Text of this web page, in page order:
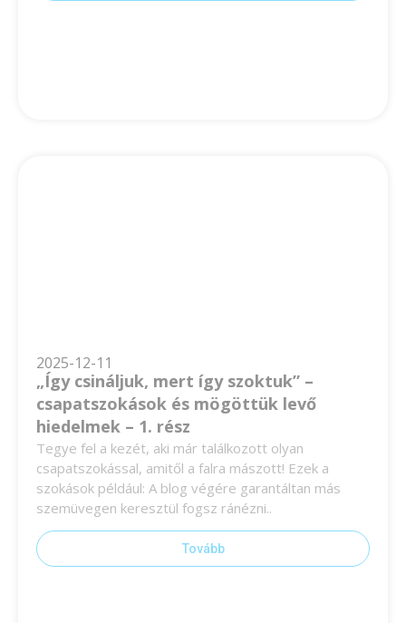
2025-12-11
„Így csináljuk, mert így szoktuk” –
csapatszokások és mögöttük levő
hiedelmek – 1. rész
Tegye fel a kezét, aki már találkozott olyan
csapatszokással, amitől a falra mászott! Ezek a
szokások például: A blog végére garantáltan más
szemüvegen keresztül fogsz ránézni..
Tovább